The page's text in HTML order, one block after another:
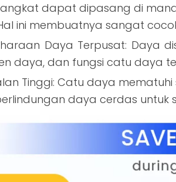
dapat dipasang di
ini membuatnya sangat
Daya Terpusat: Daya
daya, dan fungsi catu daya
Tinggi: Catu daya
daya cerdas untuk